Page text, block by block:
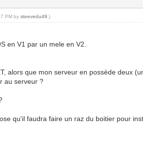
PM bysteevedu49 .)
en V1 par un mele en V2.
alors que mon serveur en possède deux
au serveur ?
qu'il faudra faire un raz du boitier pour